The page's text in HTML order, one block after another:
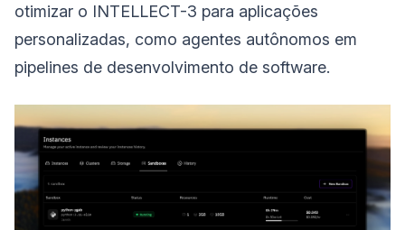
otimizar o INTELLECT-3 para aplicações
personalizadas, como agentes autônomos em
pipelines de desenvolvimento de software.